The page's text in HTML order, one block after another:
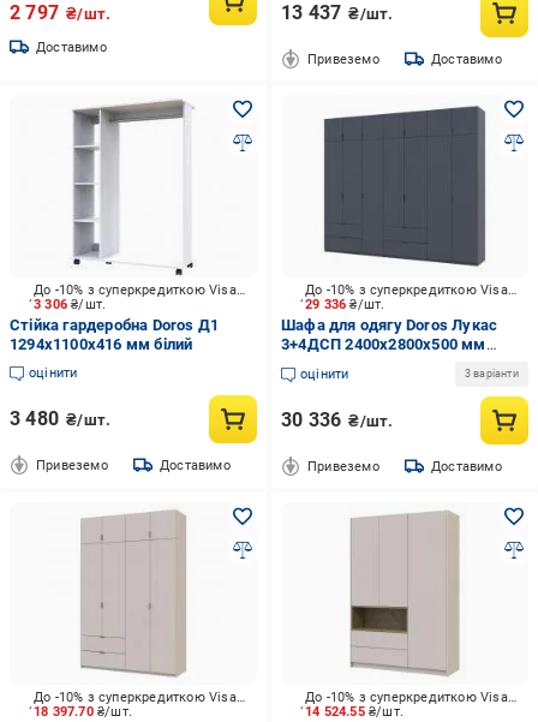
2 797 ₴/шт.
Доставимо
13 437 ₴/шт.
Привеземо Доставимо
3 306₴/шт.
До -10% з суперкредиткою Visa Вигода
Стійка гардеробна Doros Д1
1294х1100х416 мм білий
оцінити
3 480 ₴/шт.
Привеземо Доставимо
29 336₴/шт.
До -10% з суперкредиткою Visa Вигода
Шафа для одягу Doros Лукас
3+4ДСП 2400х2800х500 мм
графіт / графіт
оцінити 3 варіанти
30 336 ₴/шт.
Привеземо Доставимо
18 397.70 ₴/шт.
До -10% з суперкредиткою Visa Вигода
14 524.55 ₴/шт.
До -10% з суперкредиткою Visa Вигода